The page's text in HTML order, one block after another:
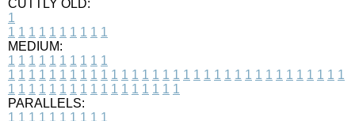
CUTTLY OLD:
1
1 1 1 1 1 1 1 1 1 1
MEDIUM:
1 1 1 1 1 1 1 1 1 1
1 1 1 1 1 1 1 1 1 1 1 1 1 1 1 1 1 1 1 1 1 1 1 1 1 1 1 1 1 1 1 1 1
1 1 1 1 1 1 1 1 1 1 1 1 1 1 1 1 1
PARALLELS:
1 1 1 1 1 1 1 1 1 1